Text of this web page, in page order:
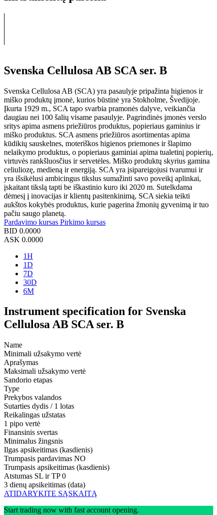
Svenska Cellulosa AB SCA ser. B
Svenska Cellulosa AB (SCA) yra pasaulyje pripažinta higienos ir
miško produktų įmonė, kurios būstinė yra Stokholme, Švedijoje.
Įkurta 1929 m., SCA tapo svarbia pramonės dalyve, veikiančia
daugiau nei 100 šalių visame pasaulyje. Pagrindinės įmonės verslo
sritys apima asmens priežiūros produktus, popieriaus gaminius ir
miško produktus. SCA asmens priežiūros asortimentas apima
kūdikių sauskelnes, moteriškos higienos priemones ir šlapimo
nelaikymo produktus, o popieriaus gaminiai apima tualetinį popierių,
virtuvės rankšluosčius ir servetėles. Miško produktų skyrius gamina
celiuliozę, medieną ir energiją. SCA yra įsipareigojusi tvarumui ir
yra išsikėlusi ambicingus tikslus sumažinti savo poveikį aplinkai,
įskaitant tikslą tapti be iškastinio kuro iki 2020 m. Sutelkdama
dėmesį į inovacijas ir klientų pasitenkinimą, SCA siekia teikti
aukštos kokybės produktus, kurie pagerina žmonių gyvenimą ir tuo
pačiu saugo planetą.
Pardavimo kursas Pirkimo kursas
BID 0.0000
ASK 0.0000
1H
1D
7D
30D
6M
Instrument specification for Svenska
Cellulosa AB SCA ser. B
Name
Minimali užsakymo vertė
Aprašymas
Maksimali užsakymo vertė
Sandorio etapas
Type
Prekybos valandos
Sutarties dydis / 1 lotas
Reikalingas užstatas
1 pipo vertė
Finansinis svertas
Minimalus žingsnis
Ilgas apsikeitimas (kasdienis)
Trumpasis pardavimas NO
Trumpasis apsikeitimas (kasdienis)
Atstumas SL ir TP 0
3 dienų apsikeitimas (data)
ATIDARYKITE SĄSKAITĄ
Start trading now with fast account opening.